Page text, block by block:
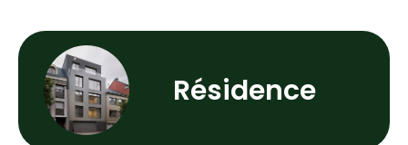
Résidence